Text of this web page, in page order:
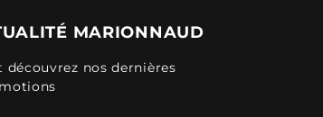
MARIONNAUD
découvrez nos dernières